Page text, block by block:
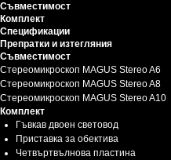
Съвместимост
Комплект
Спецификации
Препратки и изтегляния
Съвместимост
Стереомикроскоп MAGUS Stereo A6
Стереомикроскоп MAGUS Stereo A8
Стереомикроскоп MAGUS Stereo A10
Комплект
Гъвкав двоен световод
Приставка за обектива
Четвъртвълнова пластина